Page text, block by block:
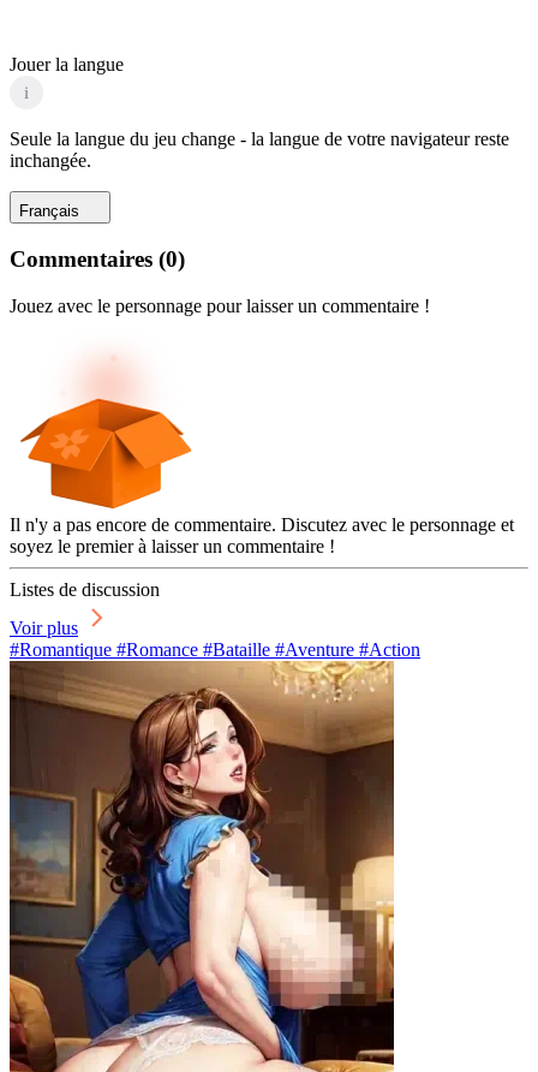
Jouer la langue
i
Seule la langue du jeu change - la langue de votre navigateur reste
inchangée.
Français
Commentaires (0)
Jouez avec le personnage pour laisser un commentaire !
Il n'y a pas encore de commentaire. Discutez avec le personnage et
soyez le premier à laisser un commentaire !
Listes de discussion
Voir plus
#Romantique #Romance #Bataille #Aventure #Action